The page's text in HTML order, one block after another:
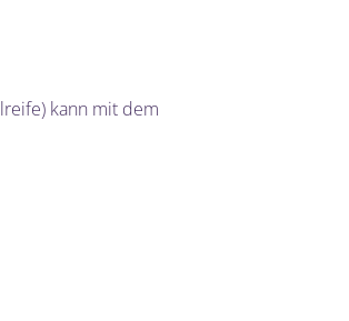
kann mit dem